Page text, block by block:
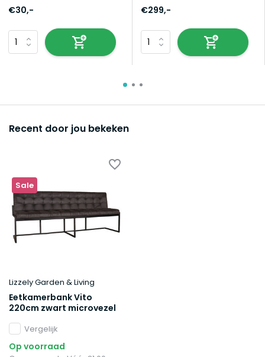
€30,- €299,-
Recent door jou bekeken
Sale
Lizzely Garden & Living
Eetkamerbank Vito
220cm zwart microvezel
Vergelijk
Op voorraad